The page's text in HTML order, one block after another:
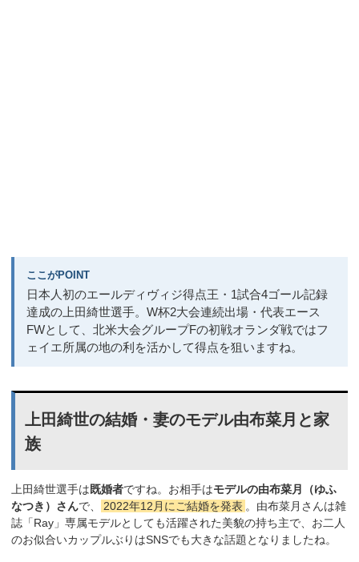
ここがPOINT
日本人初のエールディヴィジ得点王・1試合4ゴール記録
達成の上田綺世選手。W杯2大会連続出場・代表エース
FWとして、北米大会グループFの初戦オランダ戦ではフ
ェイエ所属の地の利を活かして得点を狙いますね。
上田綺世の結婚・妻のモデル由布菜月と家
族
上田綺世選手は既婚者ですね。お相手はモデルの由布菜月（ゆふ
なつき）さんで、 2022年12月にご結婚を発表 。由布菜月さんは雑
誌「Ray」専属モデルとしても活躍された美貌の持ち主で、お二人
のお似合いカップルぶりはSNSでも大きな話題となりましたね。